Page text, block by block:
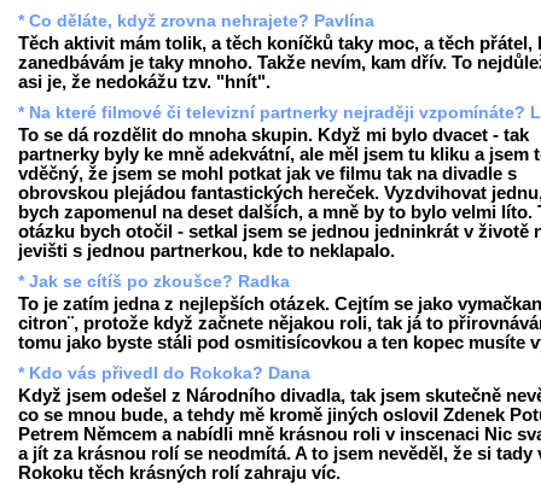
* Co děláte, když zrovna nehrajete? Pavlína
Těch aktivit mám tolik, a těch koníčků taky moc, a těch přátel,
zanedbávám je taky mnoho. Takže nevím, kam dřív. To
asi je, že nedokážu tzv. "hnít".
* Na které filmové či televizní partnerky nejraději vzpomínáte?
To se dá rozdělit do mnoha skupin. Když mi bylo dvacet - tak
partnerky byly ke mně adekvátní, ale měl jsem tu kliku a jsem
vděčný, že jsem se mohl potkat jak ve filmu tak na divadle s
obrovskou plejádou fantastických hereček. Vyzdvihovat
bych zapomenul na deset dalších, a mně by to bylo velmi líto.
otázku bych otočil - setkal jsem se jednou jedninkrát v životě
jevišti s jednou partnerkou, kde to neklapalo.
* Jak se cítíš po zkoušce? Radka
To je zatím jedna z nejlepších otázek. Cejtím se jako
citron¨, protože když začnete nějakou roli, tak já to
tomu jako byste stáli pod osmitisícovkou a ten kopec musíte
* Kdo vás přivedl do Rokoka? Dana
Když jsem odešel z Národního divadla, tak jsem skutečně
co se mnou bude, a tehdy mě kromě jiných oslovil Zdenek
Petrem Němcem a nabídli mně krásnou roli v inscenaci Nic
a jít za krásnou rolí se neodmítá. A to jsem nevěděl, že si tady
Rokoku těch krásných rolí zahraju víc.